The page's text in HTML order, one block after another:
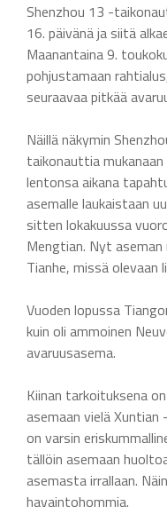
Shenzhou 13 -
16. päivänä ja siitä
Maanantaina 9.
pohjustamaan
seuraavaa pitkää
Näillä näkymin
taikonauttia
lentonsa aikana
asemalle laukaistaan
sitten lokakuussa
Mengtian. Nyt
Tianhe, missä
Vuoden lopussa
kuin oli ammoinen
avaruusasema.
Kiinan tarkoituksena
asemaan vielä
on varsin
tällöin asemaan
asemasta irrallaan.
havaintohommia.